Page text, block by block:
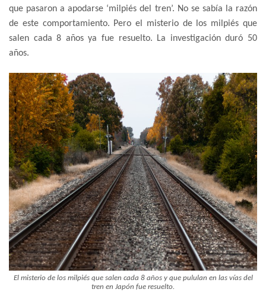
que pasaron a apodarse ‘milpiés del tren’. No se sabía la razón
de este comportamiento. Pero el misterio de los milpiés que
salen cada 8 años ya fue resuelto. La investigación duró 50
años.
El misterio de los milpiés que salen cada 8 años y que pululan en las vías del
tren en Japón fue resuelto.